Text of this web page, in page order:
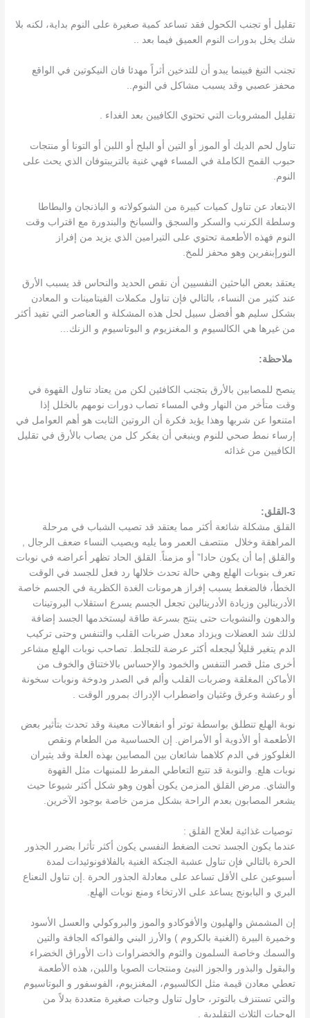
تقليل أو تجنب الكحول فقد تساعد كمية صغيرة على النوم بداية، لكنه بلا
شك يخل بدورات النوم العميق فيما بعد ..
تجنب التبغ فبينما يبدو أن للتدخين أثراً مهدئا فان النيكوتين في الواقع
محفز عصبي وقد يسبب مشاكل في النوم..
تقليل المشروبات التي تحتوي الكافيين بعد الغداء .
تناول لحم الديك أو الموز أو التين أو البلح أو اللبن أو التونا أو منتجات
حبوب القمح الكاملة في المساء فهي غنية بالتريبتوفان الذي يحث على
النوم.
الابتعاد عن تناول كميات كبيرة من الشوكولاته و الباذنجان والبطاطا
وسلطة الكرنب والسكر والسجق والسبانخ والبندورة مع اقتراب وقت
النوم فهذه الأطعمة تحتوي على التيرامين الذي يزيد من إفراز
النورإبنفرين وهو محفز للمخ.
يعتقد بعض الباحثين النفسيين أن نقص الحديد والنحاس قد يسبب الأرق
عند كثير من النساء، بالتالي فإن تناول مكملات الفيتامينات و المعادن
بشكل سليم هو أفضل سبيل لحل هذه المشكلة و العناصر التي تفيد أكثر
من غيرها هي الكالسيوم و المغنزيوم و البوتاسيوم و الزنك…
ملاحظة:
ينصح للمصابين بالأرق بتجنب الكافئين لكن من يعتاد تناول القهوة في
وقت متأخر من النهار وفي المساء تصاب دورات نومهم بالخلل إذا
امتنعوا عن شربها وهذا يؤيد فكرة أن الروتين الثابت هو أهم العوامل في
إرساء نمط صحي للنوم وينبغي أن يفكر كل من يصاب بالأرق في تقليل
الكافيين من غذائه
3-القلق:
القلق مشكلة شائعة أكثر مما يعتقد قد تصيب الشباب في مرحلة
المراهقة وخلال منتصف العمر وما يليه ويصيب النساء ضعف الرجال ,
والقلق إما أن يكون حادا” أو مزمناً. القلق الحاد تظهر أعراضه في نوبات
تعرف بنوبات الهلع وهي حالة تحدث خلالها رد فعل للجسد في الوقت
الخطأ، فالضغط يسبب إفراز هرمونات الغدة الكظرية في الجسم خاصة
الأدرينالين وزيادة الأدرينالين تجعل الجسم يسرع استقلاب البروتينات
والدهون والنشويات حتى ينتج بسرعة طاقة ليستخدمها الجسد إضافة
لذلك شد العضلات ويزداد معدل ضربات القلب والتنفس وحتى تركيب
الدم يتغير قليلاُ ليجعله أكثر عرضة للتجلط. تصاحب نوبات الهلع مشاعر
أخرى مثل قصر التنفس والخمود والإحساس بالاختناق والخوف من
الأماكن المغلقة وضربات القلب وألم في الصدر ودوخة ونوبات سخونة
أو رعشة وعرق وغثيان واضطراب الإدراك بمرور الوقت .
نوبة الهلع تنطلق بواسطة توتر أو انفعالات معينة وقد تحدث بتأثير بعض
الأطعمة أو الأدوية أو الأمراض. إن الحساسية من الطعام ونقص
الغلوكوز في الدم كلاهما شائعان بين المصابين بهذه العلة وقد يثيران
نوبات هلع. والنوبة قد تتبع التعاطي المفرط للمنبهات مثل القهوة
والشاي. مرض القلق المزمن يكون أهون وهو شكل أكثر شيوعا حيث
يشعر المصابون بعدم الراحة بشكل مزمن خاصة بوجود الآخرين.
توصيات غذائية لعلاج القلق :
عندما يكون الجسد تحت الضغط النفسي يكون أكثر تأثرا بضرر الجذور
الحرة بالتالي فإن تناول عشبة الجنكة الغنية بالفلافونوئيدات لمدة
أسبوعين على الأقل تساعد على معادلة الجذور الحرة .إن تناول النعناع
البري و البابونج يساعد على الارتخاء ومنع نوبات الهلع.
إن المشمش والهليون والأفوكادو والموز والبروكولي والعسل الأسود
وخميرة البيرة (الغنية بالكروم ) والأرز البني والفواكه الجافة والتين
والسمك وخاصة السلمون والثوم والخضراوات ذات الأوراق الخضراء
والبقول والبذور والجوز النيئ ومنتجات الصويا واللبن، هذه الأطعمة
تعطي معادن قيمة مثل الكالسيوم، المغنزيوم، الفوسفور و البوتاسيوم
والتي تستنزف بالتوتر، حاول تناول وجبات صغيرة متعددة بدلاً من
الوجبات الثلاث التقليدية .